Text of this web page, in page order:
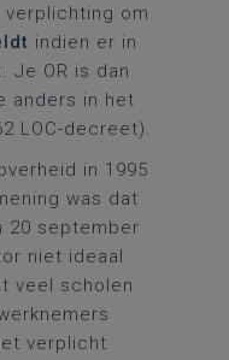
om
indien er in
Je OR is dan
anders in het
LOC-decreet).
in 1995
was dat
20 september
niet ideaal
veel scholen
verplicht